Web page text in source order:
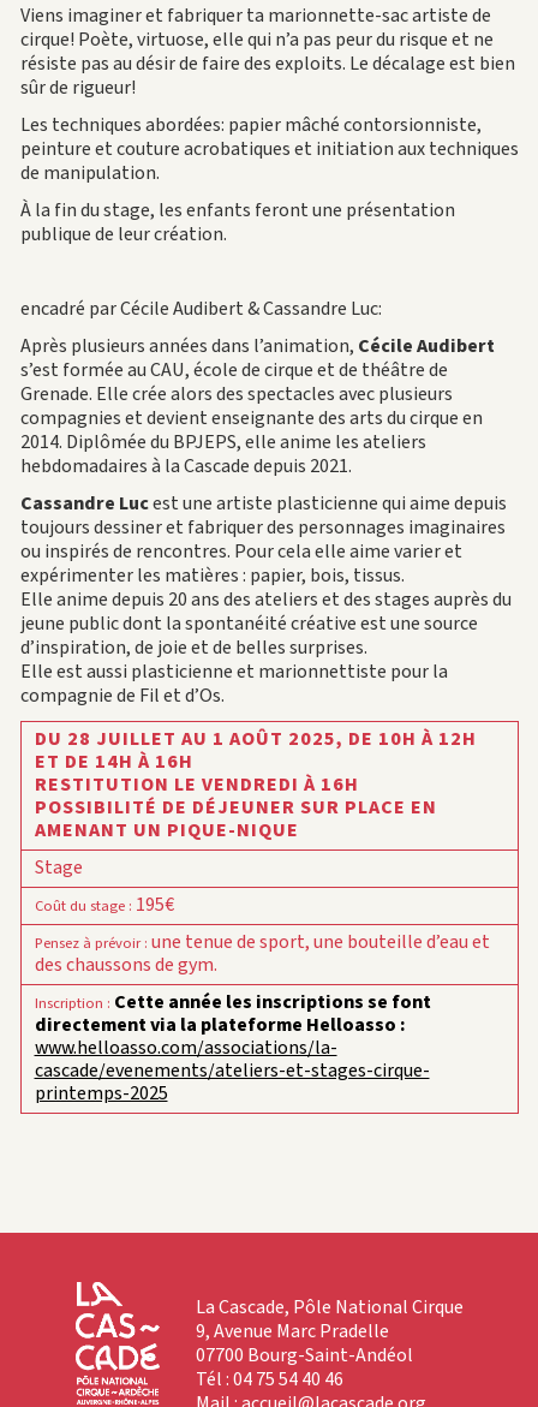
Viens imaginer et fabriquer ta marionnette-sac artiste de
cirque! Poète, virtuose, elle qui n’a pas peur du risque et ne
résiste pas au désir de faire des exploits. Le décalage est bien
sûr de rigueur!
Les techniques abordées: papier mâché contorsionniste,
peinture et couture acrobatiques et initiation aux techniques
de manipulation.
À la fin du stage, les enfants feront une présentation
publique de leur création.
encadré par Cécile Audibert & Cassandre Luc:
Après plusieurs années dans l’animation, Cécile Audibert
s’est formée au CAU, école de cirque et de théâtre de
Grenade. Elle crée alors des spectacles avec plusieurs
compagnies et devient enseignante des arts du cirque en
2014. Diplômée du BPJEPS, elle anime les ateliers
hebdomadaires à la Cascade depuis 2021.
Cassandre Lucest une artiste plasticienne qui aime depuis
toujours dessiner et fabriquer des personnages imaginaires
ou inspirés de rencontres. Pour cela elle aime varier et
expérimenter les matières : papier, bois, tissus.
Elle anime depuis 20 ans des ateliers et des stages auprès du
jeune public dont la spontanéité créative est une source
d’inspiration, de joie et de belles surprises.
Elle est aussi plasticienne et marionnettiste pour la
compagnie de Fil et d’Os.
DU 28 JUILLET AU 1 AOÛT 2025, DE 10H À 12H
ET DE 14H À 16H
RESTITUTION LE VENDREDI À 16H
POSSIBILITÉ DE DÉJEUNER SUR PLACE EN
AMENANT UN PIQUE-NIQUE
Stage
Coût du stage: 195€
Pensez à prévoir: une tenue de sport, une bouteille d’eau et
des chaussons de gym.
Inscription : Cette année les inscriptions se font
directement via la plateforme Helloasso :
www.helloasso.com/associations/la-
cascade/evenements/ateliers-et-stages-cirque-
printemps-2025
La Cascade, Pôle National Cirque
9, Avenue Marc Pradelle
07700 Bourg-Saint-Andéol
Tél : 04 75 54 40 46